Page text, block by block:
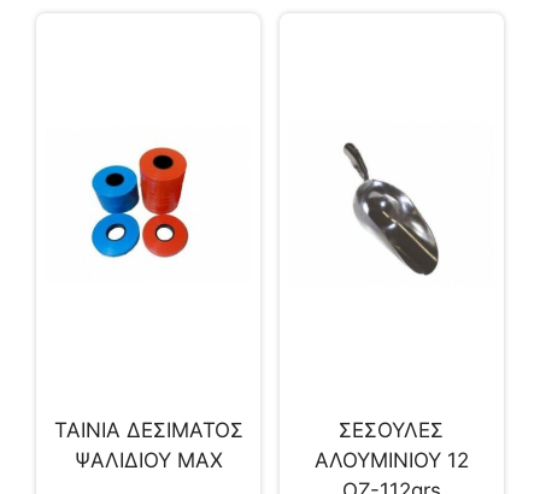
ΤΑΙΝΙΑ ΔΕΣΙΜΑΤΟΣ
ΨΑΛΙΔΙΟΥ ΜΑΧ
ΣΕΣΟΥΛΕΣ
ΑΛΟΥΜΙΝΙΟΥ 12